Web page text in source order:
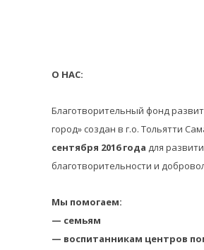
О НАС:
Благотворительный фонд
город» создан в г.о. Тольятти
сентября 2016 года для
благотворительности и
Мы помогаем:
— семьям
— воспитанникам центров